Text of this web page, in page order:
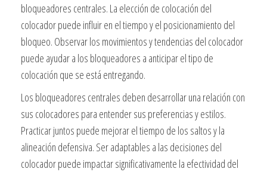
bloqueadores centrales. La elección de colocación del
colocador puede influir en el tiempo y el posicionamiento del
bloqueo. Observar los movimientos y tendencias del colocador
puede ayudar a los bloqueadores a anticipar el tipo de
colocación que se está entregando.
Los bloqueadores centrales deben desarrollar una relación con
sus colocadores para entender sus preferencias y estilos.
Practicar juntos puede mejorar el tiempo de los saltos y la
alineación defensiva. Ser adaptables a las decisiones del
colocador puede impactar significativamente la efectividad del